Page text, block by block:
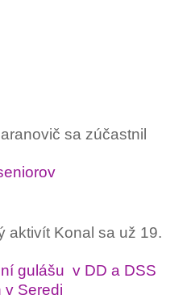
sa zúčastnil
aktivít Konal sa už 19.
gulášu ‍ v DD a DSS
v Seredi